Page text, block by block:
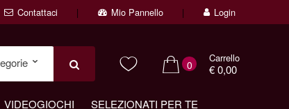
Contattaci Mio Pannello Login
0
Carrello
€ 0,00
VIDEOGIOCHI
SELEZIONATI PER TE